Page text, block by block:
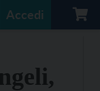
Accedi